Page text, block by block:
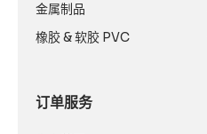
金属制品
橡胶 & 软胶 PVC
订单服务